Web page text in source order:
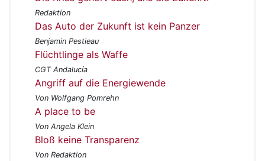
Redaktion
Das Auto der Zukunft ist kein Panzer
Benjamin Pestieau
Flüchtlinge als Waffe
CGT Andalucía
Angriff auf die Energiewende
Von Wolfgang Pomrehn
A place to be
Von Angela Klein
Bloß keine Transparenz
Von Redaktion